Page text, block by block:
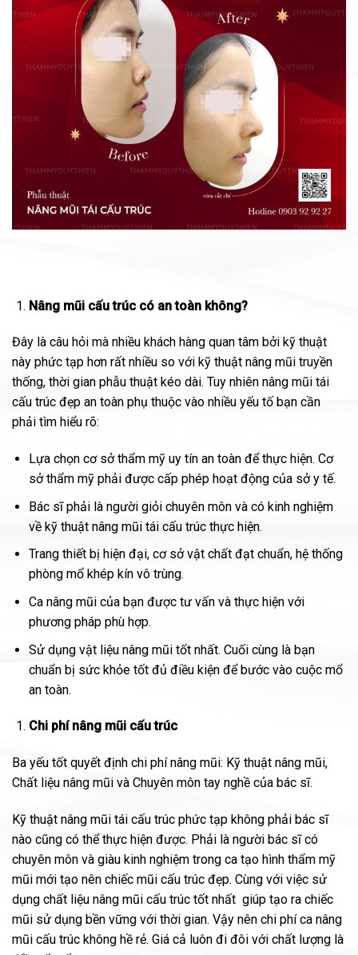
Nâng mũi cấu trúc có an toàn không?
Đây là câu hỏi mà nhiều khách hàng quan tâm bởi kỹ thuật
này phức tạp hơn rất nhiều so với kỹ thuật nâng mũi truyền
thống, thời gian phẫu thuật kéo dài. Tuy nhiên nâng mũi tái
cấu trúc đẹp an toàn phụ thuộc vào nhiều yếu tố bạn cần
phải tìm hiểu rõ:
Lựa chọn cơ sở thẩm mỹ uy tín an toàn để thực hiện. Cơ
sở thẩm mỹ phải được cấp phép hoạt động của sở y tế.
Bác sĩ phải là người giỏi chuyên môn và có kinh nghiệm
về kỹ thuật nâng mũi tái cấu trúc thực hiện.
Trang thiết bị hiện đại, cơ sở vật chất đạt chuẩn, hệ thống
phòng mổ khép kín vô trùng.
Ca nâng mũi của bạn được tư vấn và thực hiện với
phương pháp phù hợp.
Sử dụng vật liệu nâng mũi tốt nhất. Cuối cùng là bạn
chuẩn bị sức khỏe tốt đủ điều kiện để bước vào cuộc mổ
an toàn.
Chi phí nâng mũi cấu trúc
Ba yếu tốt quyết định chi phí nâng mũi: Kỹ thuật nâng mũi,
Chất liệu nâng mũi và Chuyên môn tay nghề của bác sĩ.
Kỹ thuật nâng mũi tái cấu trúc phức tạp không phải bác sĩ
nào cũng có thể thực hiện được. Phải là người bác sĩ có
chuyên môn và giàu kinh nghiệm trong ca tạo hình thẩm mỹ
mũi mới tạo nên chiếc mũi cấu trúc đẹp. Cùng với việc sử
dụng chất liệu nâng mũi cấu trúc tốt nhất giúp tạo ra chiếc
mũi sử dụng bền vững với thời gian. Vậy nên chi phí ca nâng
mũi cấu trúc không hề rẻ. Giá cả luôn đi đôi với chất lượng là